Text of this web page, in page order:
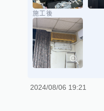
冷媒填充2000～2500元
冷氣各大品牌新機安裝
施工後
2024/08/06 19:21